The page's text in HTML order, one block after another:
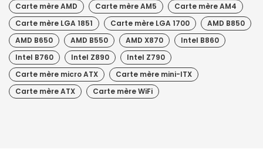
Carte mère AMD
Carte mère AM5
Carte mère AM4
Carte mère LGA 1851
Carte mère LGA 1700
AMD B850
AMD B650
AMD B550 AMD X870
Intel B860
Intel B760
Intel Z890
Intel Z790
Carte mère micro ATX
Carte mère mini-ITX
Carte mère ATX
Carte mère WiFi